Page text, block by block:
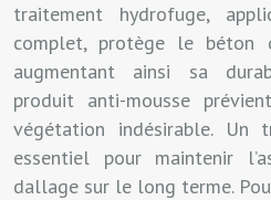
traitement hydrofuge,
complet, protège le béton
augmentant ainsi sa
produit anti-mousse
végétation indésirable. Un
essentiel pour maintenir
dallage sur le long terme.